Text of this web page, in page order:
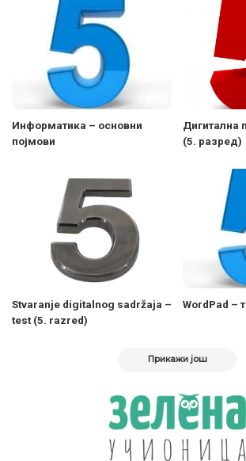
Информатика – основни
појмови
Дигитална
(5. разред)
Stvaranje digitalnog sadržaja –
test (5. razred)
WordPad –
Прикажи још